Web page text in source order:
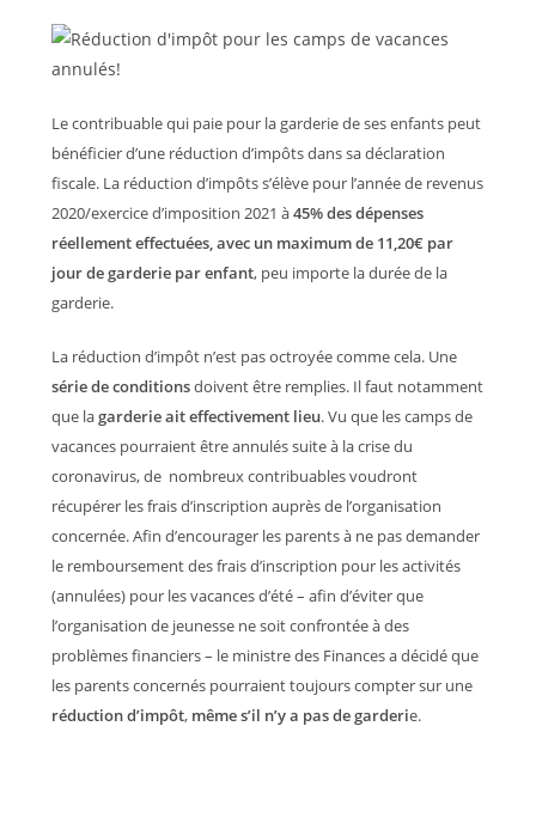
Le contribuable qui paie pour la garderie de ses enfants peut
bénéficier d’une réduction d’impôts dans sa déclaration
fiscale. La réduction d’impôts s’élève pour l’année de revenus
2020/exercice d’imposition 2021 à45% des dépenses
réellement effectuées, avec un maximum de 11,20€ par
jour de garderie par enfant, peu importe la durée de la
garderie.
La réduction d’impôt n’est pas octroyée comme cela. Une
série de conditionsdoivent être remplies. Il faut notamment
que lagarderie ait effectivement lieu. Vu que les camps de
vacances pourraient être annulés suite à la crise du
coronavirus, de nombreux contribuables voudront
récupérer les frais d’inscription auprès de l’organisation
concernée. Afin d’encourager les parents à ne pas demander
le remboursement des frais d’inscription pour les activités
(annulées) pour les vacances d’été – afin d’éviter que
l’organisation de jeunesse ne soit confrontée à des
problèmes financiers – le ministre des Finances a décidé que
les parents concernés pourraient toujours compter sur une
réduction d’impôt, même s’il n’y a pas de garderie.